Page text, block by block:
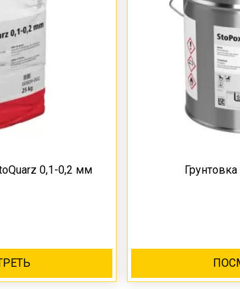
0,1-0,2 мм